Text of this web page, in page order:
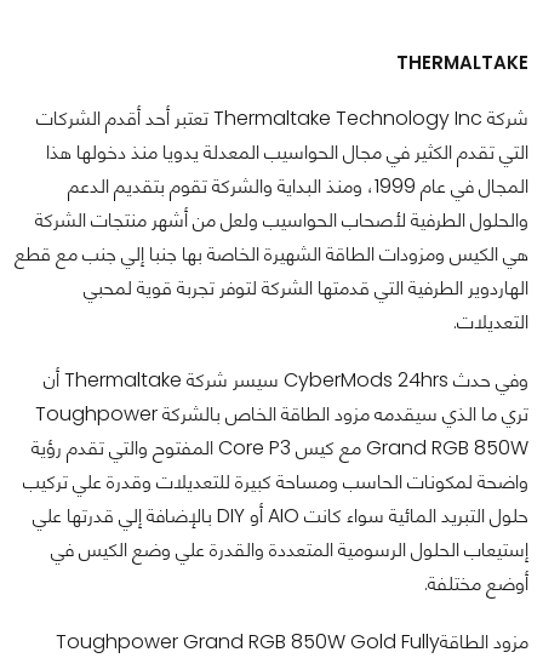
THERMALTAKE
شركة Thermaltake Technology Inc تعتبر أحد أقدم الشركات
التي تقدم الكثير في مجال الحواسيب المعدلة يدويا منذ دخولها هذا
المجال في عام 1999، ومنذ البداية والشركة تقوم بتقديم الدعم
والحلول الطرفية لأصحاب الحواسيب ولعل من أشهر منتجات الشركة
هي الكيس ومزودات الطاقة الشهيرة الخاصة بها جنبا إلي جنب مع قطع
الهاردوير الطرفية التي قدمتها الشركة لتوفر تجربة قوية لمحبي
التعديلات.
وفي حدث CyberMods 24hrs سيسر شركة Thermaltake أن
تري ما الذي سيقدمه مزود الطاقة الخاص بالشركة Toughpower
Grand RGB 850W مع كيس Core P3 المفتوح والتي تقدم رؤية
واضحة لمكونات الحاسب ومساحة كبيرة للتعديلات وقدرة علي تركيب
حلول التبريد المائية سواء كانت AIO أو DIY بالإضافة إلي قدرتها علي
إستيعاب الحلول الرسومية المتعددة والقدرة علي وضع الكيس في
أوضع مختلفة.
مزود الطاقةToughpower Grand RGB 850W Gold Fully